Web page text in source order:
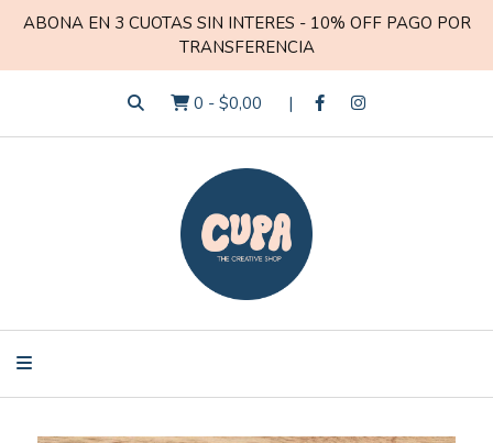
ABONA EN 3 CUOTAS SIN INTERES - 10% OFF PAGO POR
TRANSFERENCIA
0 - $0,00